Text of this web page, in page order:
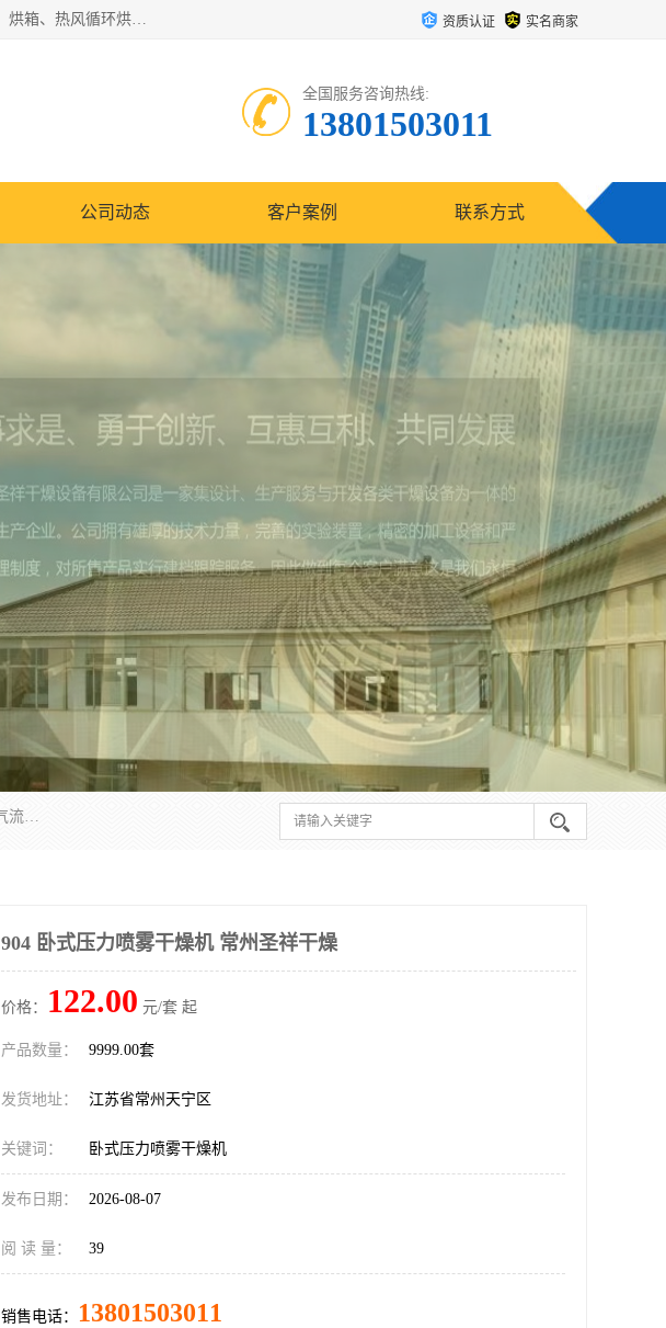
常州市圣祥干燥设备有限公司以生产干燥设备为主导产品，提供：干燥设备、干燥机、混合机、气流干燥机、烘箱、热风循环烘箱、沸腾干燥机、烘干机、喷雾干燥机等产品的生产、制造与销售服务。 资质认证 实名商家
全国服务咨询热线:
13801503011
公司动态 客户案例 联系方式
常州市圣祥干燥设备有限公司以生产干燥设备为主导产品，提供：干燥设备、干燥机、混合机、气流干燥机、烘箱、热风循环烘箱、沸腾干燥机、烘干机、喷雾干燥机等产品的生产、制造与销售服务。
904 卧式压力喷雾干燥机 常州圣祥干燥
价格： 122.00 元/套 起
产品数量： 9999.00套
发货地址： 江苏省常州天宁区
关键词： 卧式压力喷雾干燥机
发布日期： 2026-08-07
阅 读 量： 39
销售电话： 13801503011